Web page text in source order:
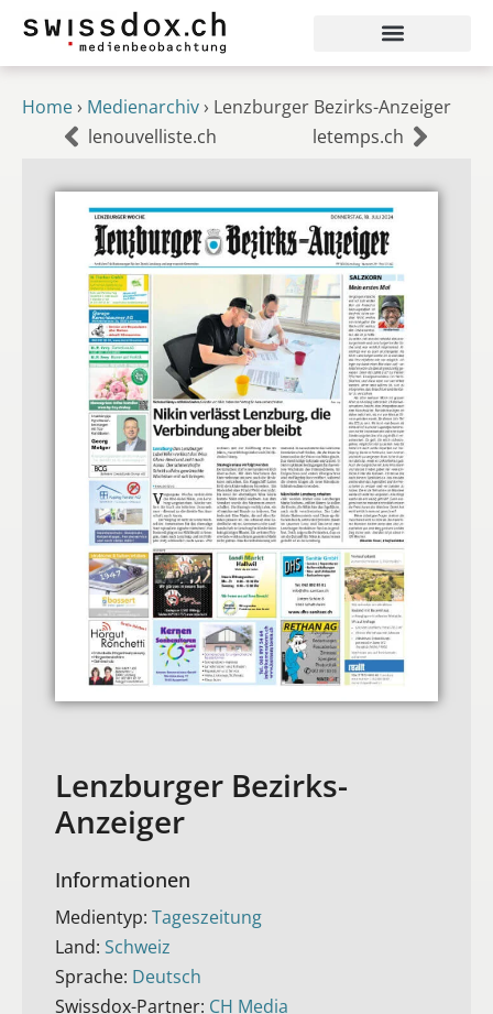
Home› Medienarchiv› Lenzburger Bezirks-Anzeiger
lenouvelliste.ch
letemps.ch
Lenzburger Bezirks-
Anzeiger
Informationen
Medientyp: Tageszeitung
Land: Schweiz
Sprache: Deutsch
Swissdox-Partner: CH Media